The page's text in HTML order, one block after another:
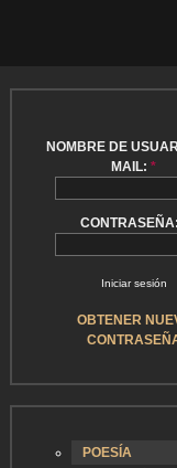
NOMBRE DE
MAIL: *
CONTRASEÑA:
OBTENER
POESÍA